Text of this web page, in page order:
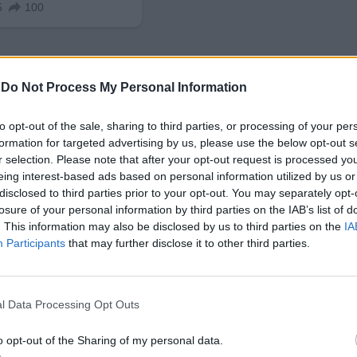
Do Not Process My Personal Information
opt-out of the sale, sharing to third parties, or processing of your
for targeted advertising by us, please use the below opt-out
selection. Please note that after your opt-out request is processed
interest-based ads based on personal information utilized by us
to third parties prior to your opt-out. You may separately
of your personal information by third parties on the IAB’s list of
This information may also be disclosed by us to third parties on the
Participants that may further disclose it to other third parties.
Data Processing Opt Outs
opt-out of the Sharing of my personal data.
предприятията“ е насочена към микро-,
компании в различни етапи на
между МСП и големи дружества за
и растеж“ и „Кръгова икономика“.
във фирмите, развитие на
компании с фокус върху
защита на патенти, индустриална
накиберсигурността, поверителността на